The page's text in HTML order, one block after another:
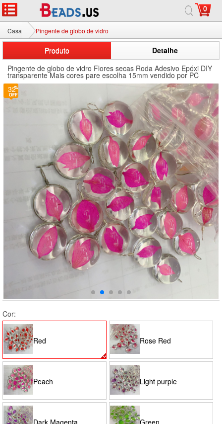
0
Casa Pingente de globo de vidro
Produto
Detalhe
Pingente de globo de vidro Flores secas Roda Adesivo Epóxi DIY
transparente Mais cores pare escolha 15mm vendido por PC
Cor:
Red Rose Red
Peach Light purple